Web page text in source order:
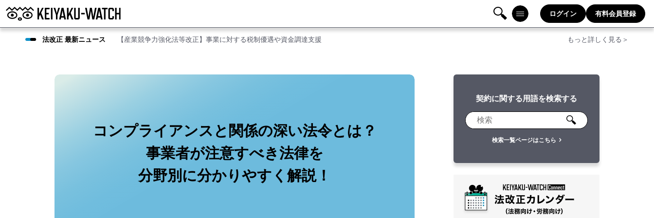
検
メニ
ログイン 有料会員登録
法改正 最新ニュース 【産業競争力強化法等改正】事業に対する税制優遇や資金調達支援 もっと詳しく見る＞
コンプライアンスと関係の深い法令とは？
事業者が注意すべき法律を
分野別に分かりやすく解説！
契約に関する用語を検索する
検索一覧ページはこちら